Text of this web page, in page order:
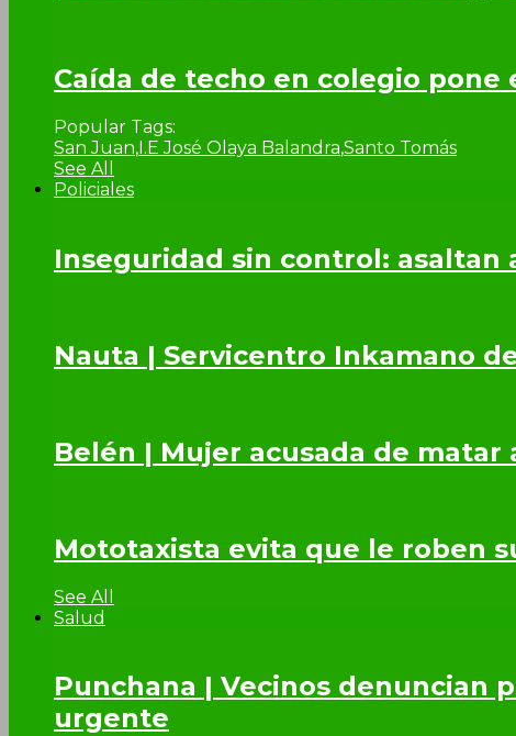
Caída de techo en colegio
Popular Tags:
San Juan, I.E José Olaya Balandra,Santo Tomás
See All
Policiales
Inseguridad sin control: asaltan
Nauta | Servicentro Inkamano
Belén | Mujer acusada de
Mototaxista evita que le roben
See All
Salud
Punchana | Vecinos denuncian
urgente